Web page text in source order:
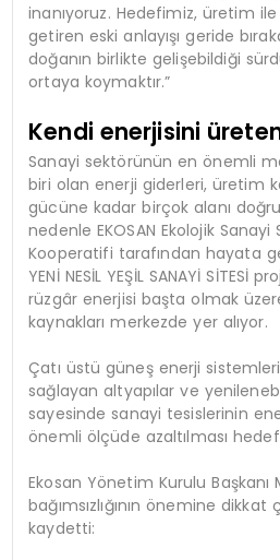
inanıyoruz. Hedefimiz, üretim ile
getiren eski anlayışı geride
doğanın birlikte gelişebildiği
ortaya koymaktır.”
Kendi enerjisini
Sanayi sektörünün en önemli
biri olan enerji giderleri, üretim
gücüne kadar birçok alanı
nedenle EKOSAN Ekolojik Sanayi
Kooperatifi tarafından hayata
YENİ NESİL YEŞİL SANAYİ SİTESİ
rüzgâr enerjisi başta olmak
kaynakları merkezde yer alıyor.
Çatı üstü güneş enerji
sağlayan altyapılar ve
sayesinde sanayi tesislerinin
önemli ölçüde azaltılması
Ekosan Yönetim Kurulu Başkanı
bağımsızlığının önemine dikkat
kaydetti: